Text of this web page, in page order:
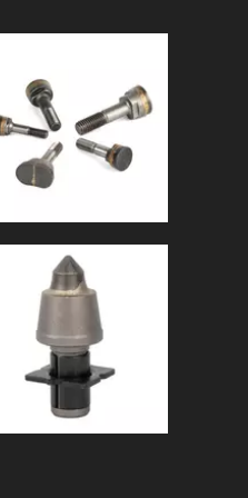
Зубья пилы QH4X4 XTREME с резьбой для лесного мульчера